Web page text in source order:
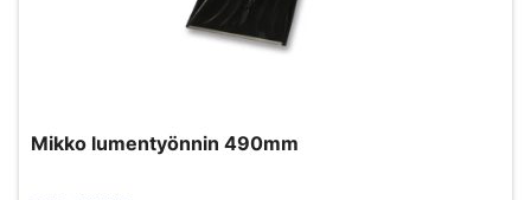
Mikko lumentyönnin 490mm